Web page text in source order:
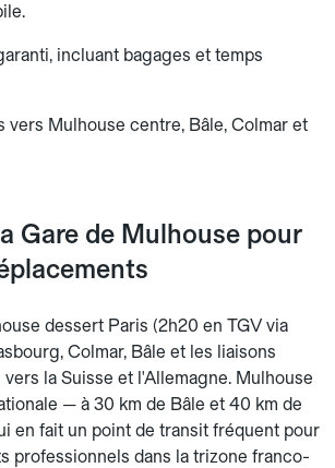
incluant bagages et temps
vers Mulhouse centre, Bâle, Colmar et
Gare de Mulhouse pour
dessert Paris (2h20 en TGV via
Colmar, Bâle et les liaisons
la Suisse et l'Allemagne. Mulhouse
— à 30 km de Bâle et 40 km de
en fait un point de transit fréquent pour
professionnels dans la trizone franco-